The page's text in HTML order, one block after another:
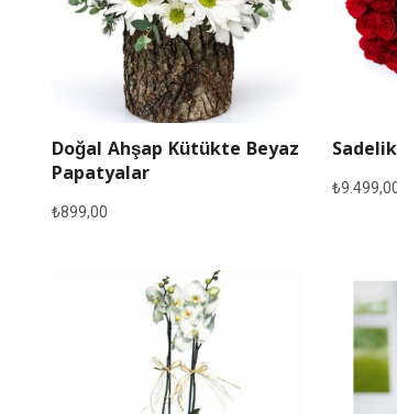
Doğal Ahşap Kütükte Beyaz
Papatyalar
₺899,00
₺